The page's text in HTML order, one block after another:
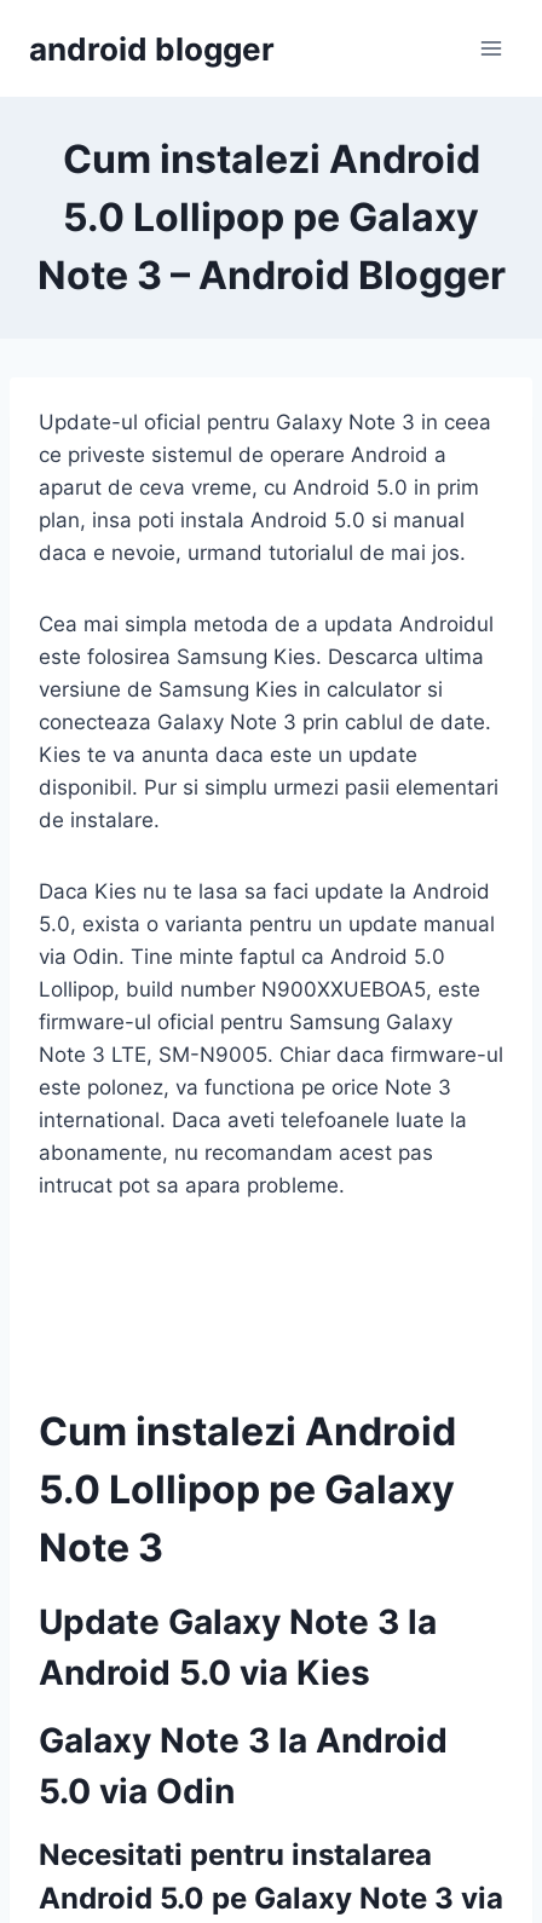
android blogger
Cum instalezi Android
5.0 Lollipop pe Galaxy
Note 3 – Android Blogger
Update-ul oficial pentru Galaxy Note 3 in ceea
ce priveste sistemul de operare Android a
aparut de ceva vreme, cu Android 5.0 in prim
plan, insa poti instala Android 5.0 si manual
daca e nevoie, urmand tutorialul de mai jos.
Cea mai simpla metoda de a updata Androidul
este folosirea Samsung Kies. Descarca ultima
versiune de Samsung Kies in calculator si
conecteaza Galaxy Note 3 prin cablul de date.
Kies te va anunta daca este un update
disponibil. Pur si simplu urmezi pasii elementari
de instalare.
Daca Kies nu te lasa sa faci update la Android
5.0, exista o varianta pentru un update manual
via Odin. Tine minte faptul ca Android 5.0
Lollipop, build number N900XXUEBOA5, este
firmware-ul oficial pentru Samsung Galaxy
Note 3 LTE, SM-N9005. Chiar daca firmware-ul
este polonez, va functiona pe orice Note 3
international. Daca aveti telefoanele luate la
abonamente, nu recomandam acest pas
intrucat pot sa apara probleme.
Cum instalezi Android
5.0 Lollipop pe Galaxy
Note 3
Update Galaxy Note 3 la
Android 5.0 via Kies
Galaxy Note 3 la Android
5.0 via Odin
Necesitati pentru instalarea
Android 5.0 pe Galaxy Note 3 via